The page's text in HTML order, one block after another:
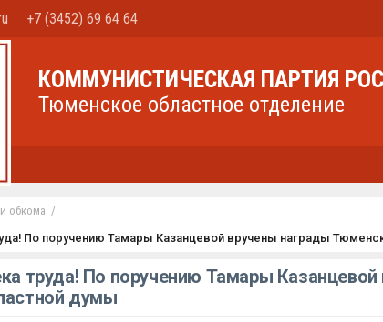
+7 (3452) 69 64 64
КОММУНИСТИЧЕСКАЯ ПАРТИЯ
Тюменское областное отделение
обкома
По поручению Тамары Казанцевой вручены награды
труда! По поручению Тамары
думы